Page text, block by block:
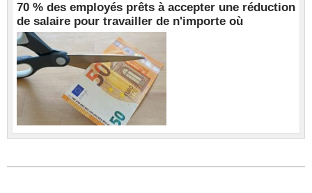
70 % des employés prêts à accepter une réduction
de salaire pour travailler de n'importe où